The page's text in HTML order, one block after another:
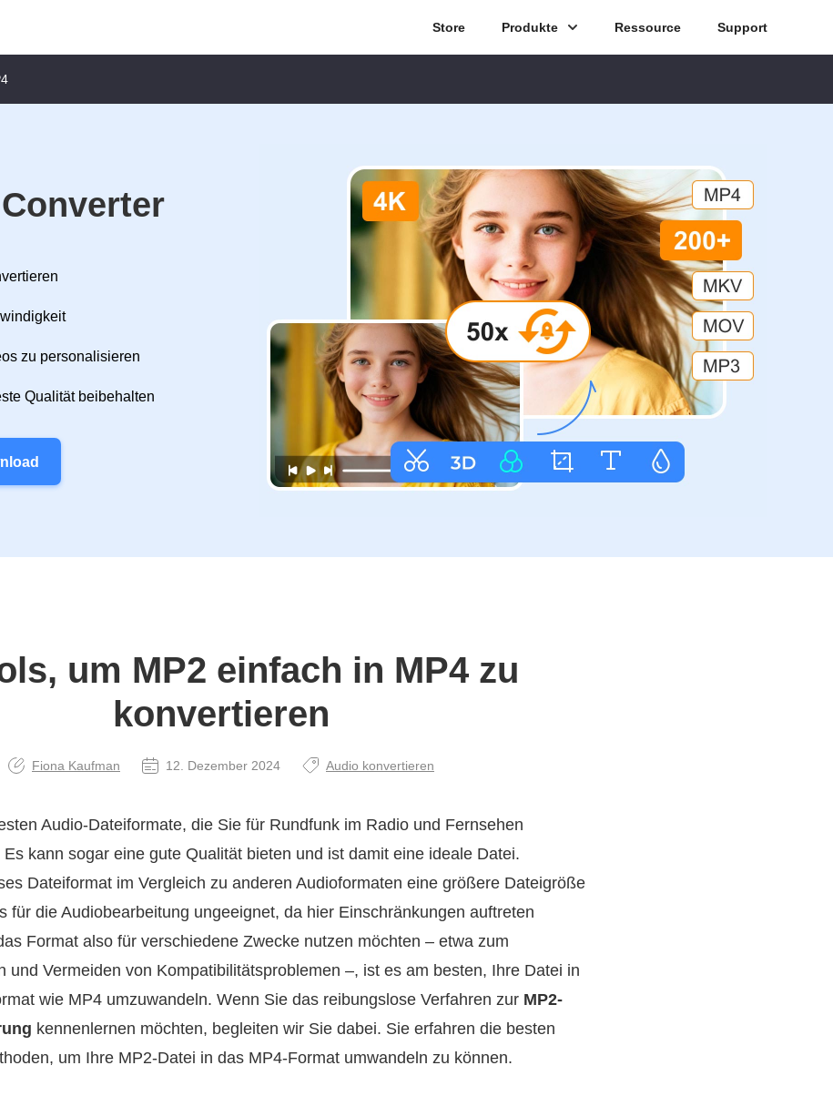
Store Produkte Ressource Support
zu personalisieren
Qualität beibehalten
um MP2 einfach in MP4 zu
konvertieren
Fiona Kaufman 12. Dezember 2024 Audio konvertieren
Audio-Dateiformate, die Sie für Rundfunk im Radio und Fernsehen
kann sogar eine gute Qualität bieten und ist damit eine ideale Datei.
Dateiformat im Vergleich zu anderen Audioformaten eine größere Dateigröße
für die Audiobearbeitung ungeeignet, da hier Einschränkungen auftreten
Format also für verschiedene Zwecke nutzen möchten – etwa zum
und Vermeiden von Kompatibilitätsproblemen –, ist es am besten, Ihre Datei in
wie MP4 umzuwandeln. Wenn Sie das reibungslose Verfahren zur MP2-
kennenlernen möchten, begleiten wir Sie dabei. Sie erfahren die besten
um Ihre MP2-Datei in das MP4-Format umwandeln zu können.